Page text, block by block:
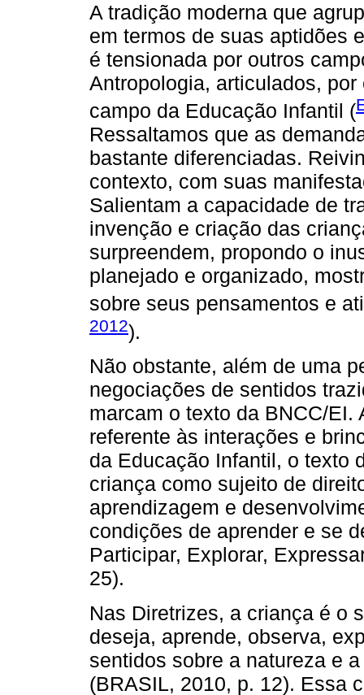
A tradição moderna que
em termos de suas aptidões
é tensionada por outros
Antropologia, articulados,
campo da Educação Infantil (
Ressaltamos que as
bastante diferenciadas.
contexto, com suas
Salientam a capacidade de
invenção e criação das
surpreendem, propondo o
planejado e organizado,
sobre seus pensamentos e
2012).
Não obstante, além de uma
negociações de sentidos
marcam o texto da BNCC/EI.
referente às interações e
da Educação Infantil, o texto
criança como sujeito de
aprendizagem e
condições de aprender e se
Participar, Explorar,
25).
Nas Diretrizes, a criança é o
deseja, aprende, observa,
sentidos sobre a natureza e
(BRASIL, 2010, p. 12). Essa